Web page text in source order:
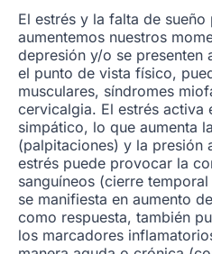
El estrés y la falta de sueño
aumentemos nuestros
depresión y/o se presenten
el punto de vista físico,
musculares, síndromes
cervicalgia. El estrés activa
simpático, lo que aumenta
(palpitaciones) y la presión
estrés puede provocar la
sanguíneos (cierre
se manifiesta en aumento
como respuesta, también
los marcadores